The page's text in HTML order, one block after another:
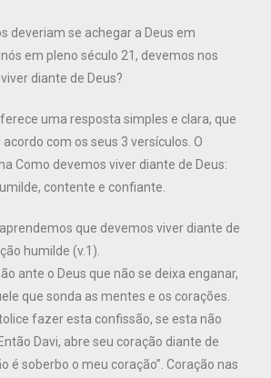
deveriam se achegar a Deus em
em pleno século 21, devemos nos
diante de Deus?
uma resposta simples e clara, que
com os seus 3 versículos. O
Como devemos viver diante de Deus:
contente e confiante.
que devemos viver diante de
humilde (v.1).
ante o Deus que não se deixa enganar,
que sonda as mentes e os corações.
fazer esta confissão, se esta não
Davi, abre seu coração diante de
é soberbo o meu coração”. Coração nas